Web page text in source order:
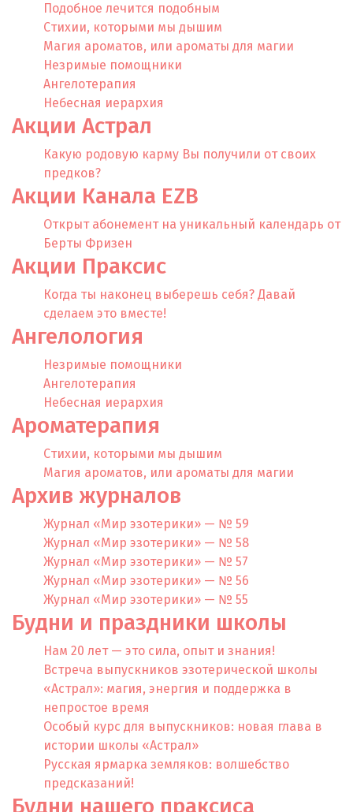
Подобное лечится подобным
Cтихии, которыми мы дышим
Магия ароматов, или ароматы для магии
Незримые помощники
Ангелотерапия
Небесная иерархия
Акции Астрал
Какую родовую карму Вы получили от своих
предков?
Акции Канала EZB
Открыт абонемент на уникальный календарь от
Берты Фризен
Акции Праксис
Когда ты наконец выберешь себя? Давай
сделаем это вместе!
Ангелология
Незримые помощники
Ангелотерапия
Небесная иерархия
Ароматерапия
Cтихии, которыми мы дышим
Магия ароматов, или ароматы для магии
Архив журналов
Журнал «Мир эзотерики» — № 59
Журнал «Мир эзотерики» — № 58
Журнал «Мир эзотерики» — № 57
Журнал «Мир эзотерики» — № 56
Журнал «Мир эзотерики» — № 55
Будни и праздники школы
Нам 20 лет — это сила, опыт и знания!
Встреча выпускников эзотерической школы
«Астрал»: магия, энергия и поддержка в
непростое время
Особый курс для выпускников: новая глава в
истории школы «Астрал»
Русская ярмарка земляков: волшебство
предсказаний!
Будни нашего праксиса